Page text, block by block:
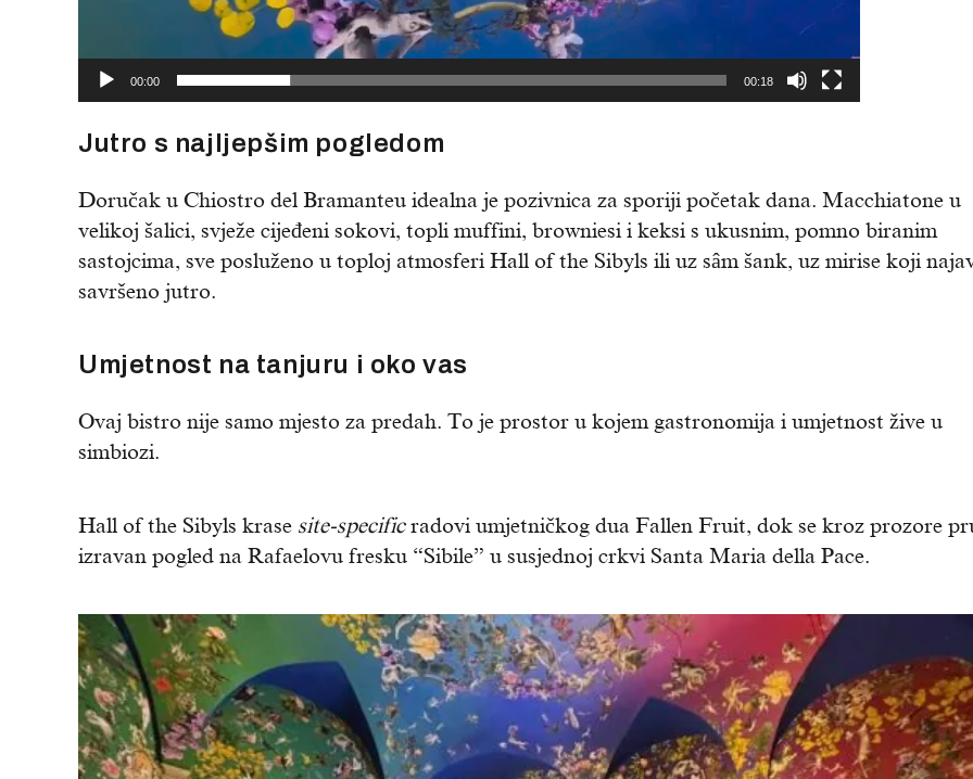
00:00 00:18
Jutro s najljepšim pogledom
Doručak u Chiostro del Bramanteu idealna je pozivnica za sporiji početak dana. Macchiatone u
velikoj šalici, svježe cijeđeni sokovi, topli muffini, browniesi i keksi s ukusnim, pomno biranim
sastojcima, sve posluženo u toploj atmosferi Hall of the Sibyls ili uz sâm šank, uz mirise koji
savršeno jutro.
Umjetnost na tanjuru i oko vas
Ovaj bistro nije samo mjesto za predah. To je prostor u kojem gastronomija i umjetnost žive u
simbiozi.
Hall of the Sibyls krase site-specificradovi umjetničkog dua Fallen Fruit, dok se kroz prozore
izravan pogled na Rafaelovu fresku “Sibile” u susjednoj crkvi Santa Maria della Pace.